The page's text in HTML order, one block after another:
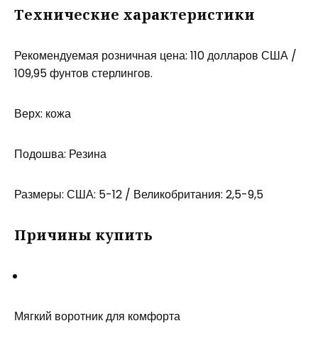
Технические характеристики
Рекомендуемая розничная цена: 110 долларов США /
109,95 фунтов стерлингов.
Верх: кожа
Подошва: Резина
Размеры: США: 5-12 / Великобритания: 2,5-9,5
Причины купить
Мягкий воротник для комфорта